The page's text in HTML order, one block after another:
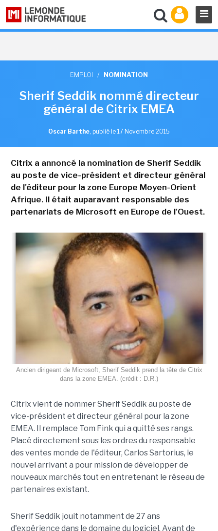
EMPLOI / NOMINATION
Sherif Seddik nommé directeur
général de Citrix EMEA
Oscar Barthe, publié le 17 Novembre 2015
Citrix a annoncé la nomination de Sherif Seddik
au poste de vice-président et directeur général
de l'éditeur pour la zone Europe Moyen-Orient
Afrique. Il était auparavant responsable des
partenariats de Microsoft en Europe de l'Ouest.
Ancien dirigeant de Microsoft, Sherif Seddik prend la tête de Citrix
dans la zone EMEA. (crédit : D.R.)
Citrix vient de nommer Sherif Seddik au poste de
vice-président et directeur général pour la zone
EMEA. Il remplace Tom Fink qui a quitté ses rangs.
Placé directement sous les ordres du responsable
des ventes monde de l'éditeur, Carlos Sartorius, le
nouvel arrivant a pour mission de développer de
nouveaux marchés tout en entretenant le réseau de
partenaires existant.
Sherif Seddik jouit notamment de 27 ans
d'expérience dans le domaine du logiciel. Avant de